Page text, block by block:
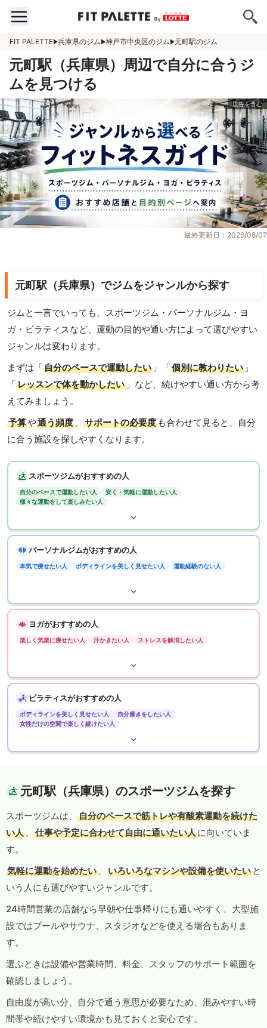
FIT PALETTE 兵庫県のジム 神戸市中央区のジム 元町駅のジム
元町駅（兵庫県）周辺で自分に合うジ
ムを見つける
最終更新日：2026/08/07
元町駅（兵庫県）でジムをジャンルから探す
ジムと一言でいっても、スポーツジム・パーソナルジム・ヨ
ガ・ピラティスなど、運動の目的や通い方によって選びやすい
ジャンルは変わります。
まずは「自分のペースで運動したい 」「個別に教わりたい 」
「レッスンで体を動かしたい 」など、続けやすい通い方から考
えてみましょう。
予算や通う頻度 、 サポートの必要度 も合わせて見ると、自分
に合う施設を探しやすくなります。
スポーツジムがおすすめの人
自分のペースで運動したい人
安く・気軽に運動したい人
様々な運動をして楽しみたい人
パーソナルジムがおすすめの人
本気で痩せたい人 ボディラインを美しく見せたい人 運動経験のない人
ヨガがおすすめの人
楽しく気楽に痩せたい人 汗かきたい人 ストレスを解消したい人
ピラティスがおすすめの人
ボディラインを美しく見せたい人
自分磨きをしたい人
女性だけの空間で楽しく続けたい人
元町駅（兵庫県）のスポーツジムを探す
スポーツジムは、
自分のペースで筋トレや有酸素運動を続けた
い人 、 仕事や予定に合わせて自由に通いたい人に向いていま
す。
気軽に運動を始めたい 、 いろいろなマシンや設備を使いたい と
いう人にも選びやすいジャンルです。
24時間営業の店舗なら早朝や仕事帰りにも通いやすく、大型施
設ではプールやサウナ、スタジオなどを使える場合もありま
す。
選ぶときは設備や営業時間、料金、スタッフのサポート範囲を
確認しましょう。
自由度が高い分、自分で通う意思が必要なため、混みやすい時
間帯や続けやすい環境かも見ておくと安心です。